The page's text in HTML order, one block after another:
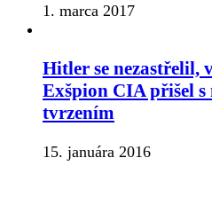
1. marca 2017
Hitler se nezastřelil,
Exšpion CIA přišel
tvrzením
15. januára 2016